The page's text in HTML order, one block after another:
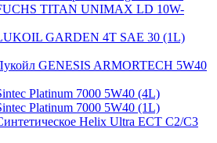
TITAN UNIMAX LD 10W-
GARDEN 4Т SAE 30 (1L)
GENESIS ARMORTECH 5W40
Platinum 7000 5W40 (4L)
Platinum 7000 5W40 (1L)
Helix Ultra ECT C2/C3